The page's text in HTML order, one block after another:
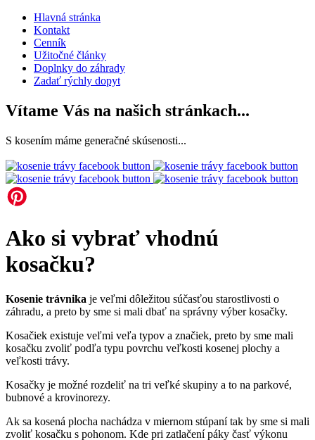
Hlavná stránka
Kontakt
Cenník
Užitočné články
Doplnky do záhrady
Zadať rýchly dopyt
Vítame Vás na našich stránkach...
S kosením máme generačné skúsenosti...
Ako si vybrať vhodnú
kosačku?
Kosenie trávnika je veľmi dôležitou súčasťou starostlivosti o
záhradu, a preto by sme si mali dbať na správny výber kosačky.
Kosačiek existuje veľmi veľa typov a značiek, preto by sme mali
kosačku zvoliť podľa typu povrchu veľkosti kosenej plochy a
veľkosti trávy.
Kosačky je možné rozdeliť na tri veľké skupiny a to na parkové,
bubnové a krovinorezy.
Ak sa kosená plocha nachádza v miernom stúpaní tak by sme si mali
zvoliť kosačku s pohonom. Kde pri zatlačení páky časť výkonu